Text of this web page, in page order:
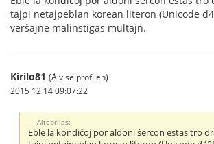
tajpi netajpeblan korean literon (Unicode
verŝajne malinstigas multajn.
Kirilo81 (Å vise profilen)
2015 12 14 09:07:22
Altebrilas:
Eble la kondiĉoj por aldoni ŝercon estas tro